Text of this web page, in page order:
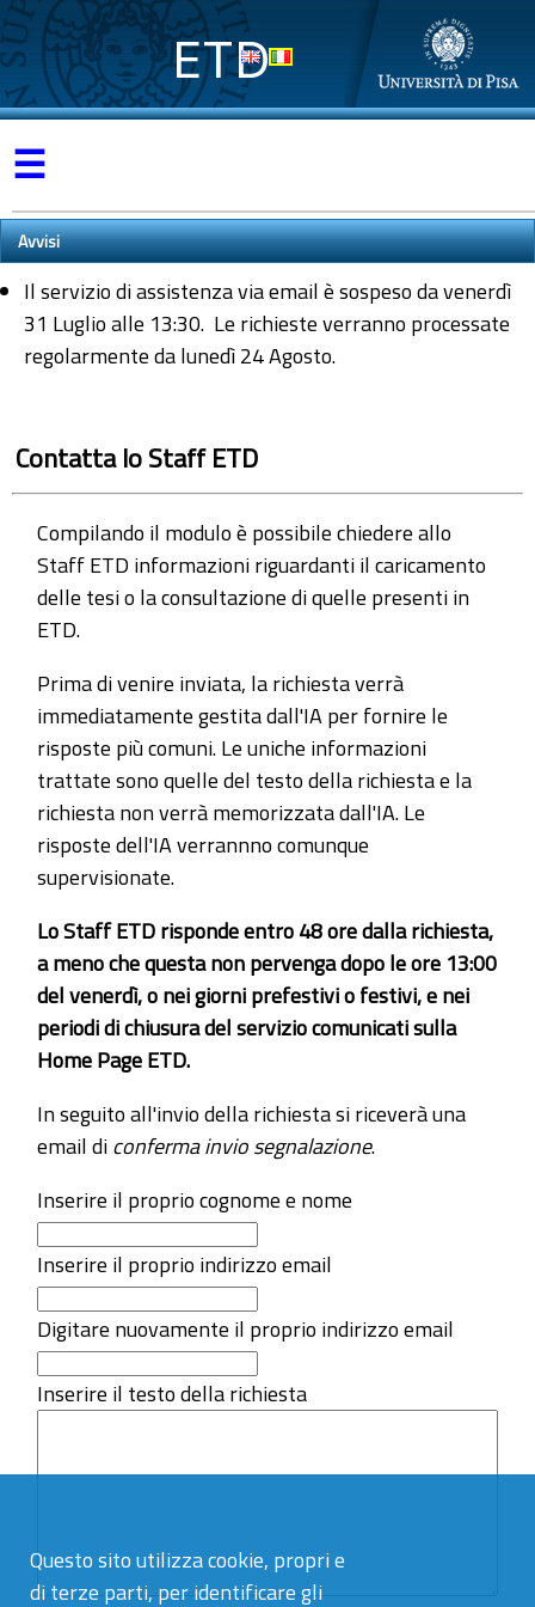
Questo sito utilizza cookie, propri e
di terze parti, per identificare gli
ETD
☰
Avvisi
Il servizio di assistenza via email è sospeso da venerdì
31 Luglio alle 13:30. Le richieste verranno processate
regolarmente da lunedì 24 Agosto.
Contatta lo Staff ETD
Compilando il modulo è possibile chiedere allo
Staff ETD informazioni riguardanti il caricamento
delle tesi o la consultazione di quelle presenti in
ETD.
Prima di venire inviata, la richiesta verrà
immediatamente gestita dall'IA per fornire le
risposte più comuni. Le uniche informazioni
trattate sono quelle del testo della richiesta e la
richiesta non verrà memorizzata dall'IA. Le
risposte dell'IA verrannno comunque
supervisionate.
Lo Staff ETD risponde entro 48 ore dalla richiesta,
a meno che questa non pervenga dopo le ore 13:00
del venerdì, o nei giorni prefestivi o festivi, e nei
periodi di chiusura del servizio comunicati sulla
Home Page ETD.
In seguito all'invio della richiesta si riceverà una
email diconferma invio segnalazione.
Inserire il proprio cognome e nome
Inserire il proprio indirizzo email
Digitare nuovamente il proprio indirizzo email
Inserire il testo della richiesta